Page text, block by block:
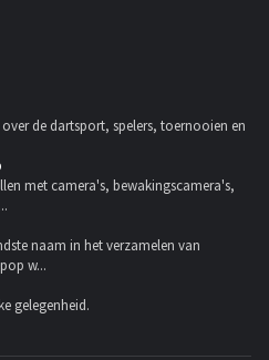
de dartsport, spelers, toernooien en
met camera's, bewakingscamera's,
naam in het verzamelen van
w...
gelegenheid.